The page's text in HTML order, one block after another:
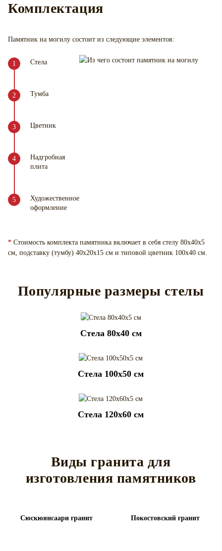
Комплектация
Памятник на могилу состоит из следующие элементов:
Стела
Тумба
Цветник
Надгробная
плита
Художественное
оформление
* Стоимость комплекта памятника включает в себя стелу 80х40х5
см, подставку (тумбу) 40х20х15 см и типовой цветник 100х40 см.
Популярные размеры стелы
Cтела 80x40 см
Cтела 100x50 см
Cтела 120x60 см
Виды гранита для
изготовления памятников
Сюскюянсаари гранит Покостовский гранит